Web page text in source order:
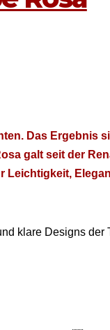
Das Ergeb­nis
galt seit der
Leichtigkeit,
klare Designs der